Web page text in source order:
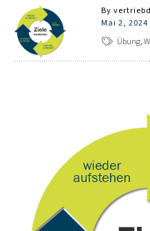
By
Mai 2, 2024
Übung,